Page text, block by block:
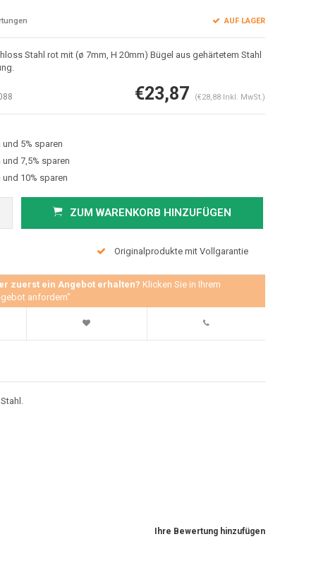
AUF LAGER
Stahl rot mit (ø 7mm, H 20mm) Bügel aus gehärtetem Stahl
€23,87 (€28,88 Inkl. MwSt.)
5% sparen
7,5% sparen
10% sparen
ZUM WARENKORB HINZUFÜGEN
Originalprodukte mit Vollgarantie
zuerst ein Angebot erhalten? Klicken Sie in Ihrem
anfordern"
Ihre Bewertung hinzufügen